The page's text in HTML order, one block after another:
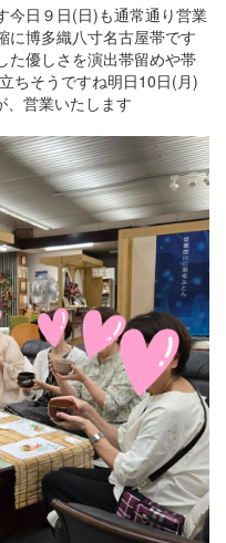
今日９日(日)も通常通り営業
に博多織八寸名古屋帯です
た優しさを演出帯留めや帯
ちそうですね明日10日(月)
、営業いたします